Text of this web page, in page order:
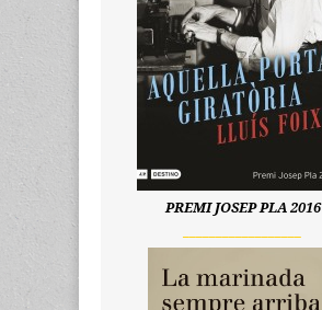
PREMI JOSEP PLA 2016